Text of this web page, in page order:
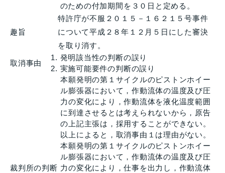
のための付加期間を３０日と定める。
趣旨
特許庁が不服２０１５－１６２１５号事件
について平成２８年１２月５日にした審決
を取り消す。
取消事由
発明該当性の判断の誤り
実施可能要件の判断の誤り
裁判所の判断
本願発明の第１サイクルのピストンホイー
ル膨張器において，作動流体の温度及び圧
力の変化により，作動流体を液化温度範囲
に到達させるとは考えられないから，原告
の上記主張は，採用することができない。
以上によると，取消事由１は理由がない。
本願発明の第１サイクルのピストンホイー
ル膨張器において，作動流体の温度及び圧
力の変化により，仕事を出力し，作動流体